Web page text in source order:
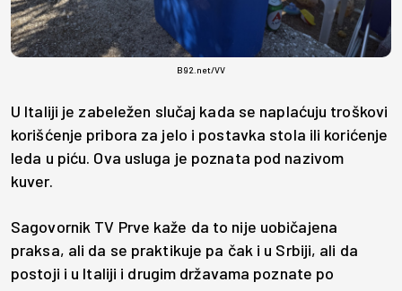
B92.net/VV
U Italiji je zabeležen slučaj kada se naplaćuju troškovi
korišćenje pribora za jelo i postavka stola ili korićenje
leda u piću. Ova usluga je poznata pod nazivom
kuver.
Sagovornik TV Prve kaže da to nije uobičajena
praksa, ali da se praktikuje pa čak i u Srbiji, ali da
postoji i u Italiji i drugim državama poznate po